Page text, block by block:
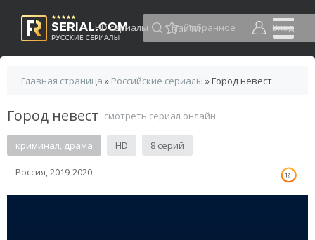
HD сериалы Избранное Вход
Главная страница » Российские сериалы » Город невест
Город невест смотреть сериал онлайн
криминал, драма HD 8 серий
Россия, 2019-2020